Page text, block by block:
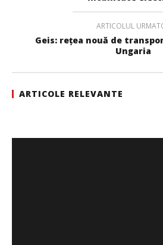
Negre
ARTICOLUL
Geis: rețea nouă de
Ungaria
ARTICOLE RELEVANTE